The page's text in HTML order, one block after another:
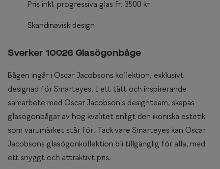
Pris inkl. progressiva glas fr. 3500 kr
Skandinavisk design
Sverker 10026 Glasögonbåge
Bågen ingår i Oscar Jacobsons kollektion, exklusivt
designad för Smarteyes. I ett tätt och inspirerande
samarbete med Oscar Jacobson's designteam, skapas
glasögonbågar av hög kvalitet enligt den ikoniska estetik
som varumärket står för. Tack vare Smarteyes kan Oscar
Jacobsons glasögonkollektion bli tillgänglig för alla, med
ett snyggt och attraktivt pris.